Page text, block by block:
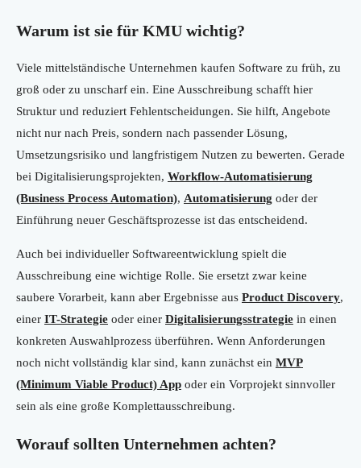
Warum ist sie für KMU wichtig?
Viele mittelständische Unternehmen kaufen Software zu früh, zu
groß oder zu unscharf ein. Eine Ausschreibung schafft hier
Struktur und reduziert Fehlentscheidungen. Sie hilft, Angebote
nicht nur nach Preis, sondern nach passender Lösung,
Umsetzungsrisiko und langfristigem Nutzen zu bewerten. Gerade
bei Digitalisierungsprojekten, Workflow-Automatisierung
(Business Process Automation), Automatisierung oder der
Einführung neuer Geschäftsprozesse ist das entscheidend.
Auch bei individueller Softwareentwicklung spielt die
Ausschreibung eine wichtige Rolle. Sie ersetzt zwar keine
saubere Vorarbeit, kann aber Ergebnisse aus Product Discovery,
einer IT-Strategie oder einer Digitalisierungsstrategie in einen
konkreten Auswahlprozess überführen. Wenn Anforderungen
noch nicht vollständig klar sind, kann zunächst ein MVP
(Minimum Viable Product) App oder ein Vorprojekt sinnvoller
sein als eine große Komplettausschreibung.
Worauf sollten Unternehmen achten?